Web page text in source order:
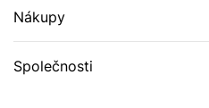
Nákupy
Společnosti